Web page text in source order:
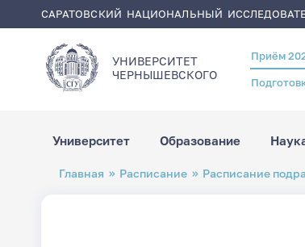
САРАТОВСКИЙ НАЦИОНАЛЬНЫЙ
УНИВЕРСИТЕТ
ЧЕРНЫШЕВСКОГO
Header
menu
Приём
Университет Образование
Строка
навигации
Главная Расписание Расписание